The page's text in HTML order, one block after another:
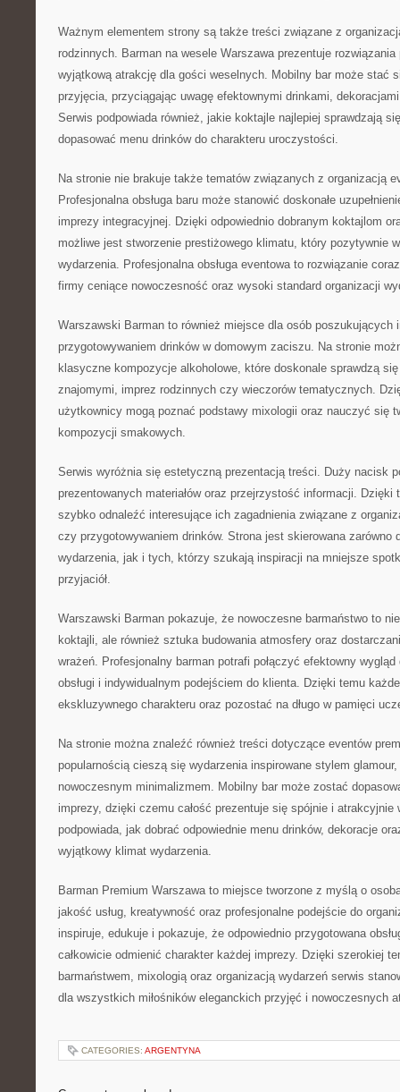
Ważnym elementem strony są także treści związane z
rodzinnych. Barman na wesele Warszawa prezentuje
wyjątkową atrakcję dla gości weselnych. Mobilny bar może stać
przyjęcia, przyciągając uwagę efektownymi drinkami,
Serwis podpowiada również, jakie koktajle najlepiej sprawdzają
dopasować menu drinków do charakteru uroczystości.
Na stronie nie brakuje także tematów związanych z organizacją
Profesjonalna obsługa baru może stanowić doskonałe
imprezy integracyjnej. Dzięki odpowiednio dobranym koktajlom
możliwe jest stworzenie prestiżowego klimatu, który pozytywnie
wydarzenia. Profesjonalna obsługa eventowa to rozwiązanie
firmy ceniące nowoczesność oraz wysoki standard organizacji
Warszawski Barman to również miejsce dla osób poszukujących
przygotowywaniem drinków w domowym zaciszu. Na stronie
klasyczne kompozycje alkoholowe, które doskonale sprawdzą
znajomymi, imprez rodzinnych czy wieczorów tematycznych.
użytkownicy mogą poznać podstawy mixologii oraz nauczyć się
kompozycji smakowych.
Serwis wyróżnia się estetyczną prezentacją treści. Duży nacisk
prezentowanych materiałów oraz przejrzystość informacji. Dzięki
szybko odnaleźć interesujące ich zagadnienia związane z
czy przygotowywaniem drinków. Strona jest skierowana zarówno
wydarzenia, jak i tych, którzy szukają inspiracji na mniejsze
przyjaciół.
Warszawski Barman pokazuje, że nowoczesne barmaństwo to
koktajli, ale również sztuka budowania atmosfery oraz
wrażeń. Profesjonalny barman potrafi połączyć efektowny
obsługi i indywidualnym podejściem do klienta. Dzięki temu
ekskluzywnego charakteru oraz pozostać na długo w pamięci
Na stronie można znaleźć również treści dotyczące eventów
popularnością cieszą się wydarzenia inspirowane stylem
nowoczesnym minimalizmem. Mobilny bar może zostać
imprezy, dzięki czemu całość prezentuje się spójnie i atrakcyjnie
podpowiada, jak dobrać odpowiednie menu drinków, dekoracje
wyjątkowy klimat wydarzenia.
Barman Premium Warszawa to miejsce tworzone z myślą o
jakość usług, kreatywność oraz profesjonalne podejście do
inspiruje, edukuje i pokazuje, że odpowiednio przygotowana
całkowicie odmienić charakter każdej imprezy. Dzięki szerokiej
barmaństwem, mixologią oraz organizacją wydarzeń serwis
dla wszystkich miłośników eleganckich przyjęć i nowoczesnych
CATEGORIES: ARGENTYNA